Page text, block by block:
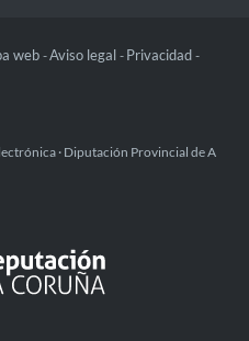
web -Aviso legal - Privacidad -
· Diputación Provincial de A